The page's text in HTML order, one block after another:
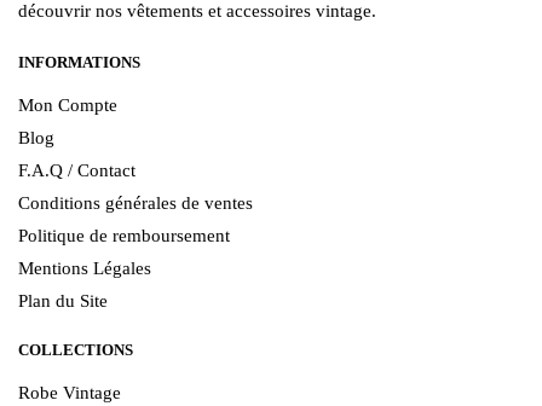
découvrir nos vêtements et accessoires vintage.
INFORMATIONS
Mon Compte
Blog
F.A.Q / Contact
Conditions générales de ventes
Politique de remboursement
Mentions Légales
Plan du Site
COLLECTIONS
Robe Vintage